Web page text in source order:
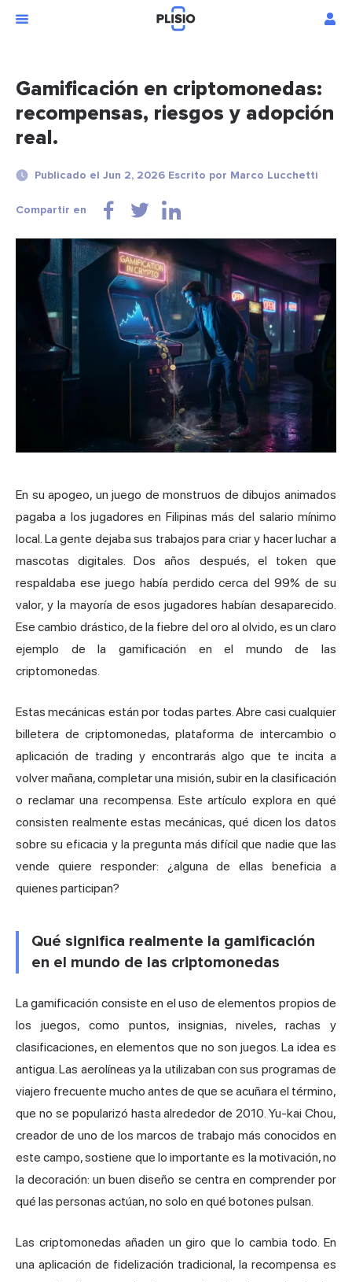
Gamificación en criptomonedas:
recompensas, riesgos y adopción
real.
Publicado el Jun 2, 2026 Escrito por Marco Lucchetti
Compartir en
En su apogeo, un juego de monstruos de dibujos animados
pagaba a los jugadores en Filipinas más del salario mínimo
local. La gente dejaba sus trabajos para criar y hacer luchar a
mascotas digitales. Dos años después, el token que
respaldaba ese juego había perdido cerca del 99% de su
valor, y la mayoría de esos jugadores habían desaparecido.
Ese cambio drástico, de la fiebre del oro al olvido, es un claro
ejemplo de la gamificación en el mundo de las
criptomonedas.
Estas mecánicas están por todas partes. Abre casi cualquier
billetera de criptomonedas, plataforma de intercambio o
aplicación de trading y encontrarás algo que te incita a
volver mañana, completar una misión, subir en la clasificación
o reclamar una recompensa. Este artículo explora en qué
consisten realmente estas mecánicas, qué dicen los datos
sobre su eficacia y la pregunta más difícil que nadie que las
vende quiere responder: ¿alguna de ellas beneficia a
quienes participan?
Qué significa realmente la gamificación
en el mundo de las criptomonedas
La gamificación consiste en el uso de elementos propios de
los juegos, como puntos, insignias, niveles, rachas y
clasificaciones, en elementos que no son juegos. La idea es
antigua. Las aerolíneas ya la utilizaban con sus programas de
viajero frecuente mucho antes de que se acuñara el término,
que no se popularizó hasta alrededor de 2010. Yu-kai Chou,
creador de uno de los marcos de trabajo más conocidos en
este campo, sostiene que lo importante es la motivación, no
la decoración: un buen diseño se centra en comprender por
qué las personas actúan, no solo en qué botones pulsan.
Las criptomonedas añaden un giro que lo cambia todo. En
una aplicación de fidelización tradicional, la recompensa es